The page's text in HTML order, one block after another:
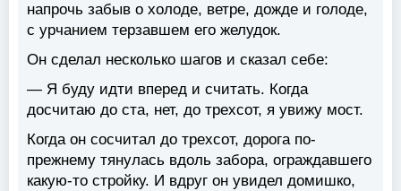
напрочь забыв о холоде, ветре, дожде и голоде,
с урчанием терзавшем его желудок.
Он сделал несколько шагов и сказал себе:
— Я буду идти вперед и считать. Когда
досчитаю до ста, нет, до трехсот, я увижу мост.
Когда он сосчитал до трехсот, дорога по-
прежнему тянулась вдоль забора, ограждавшего
какую-то стройку. И вдруг он увидел домишко,